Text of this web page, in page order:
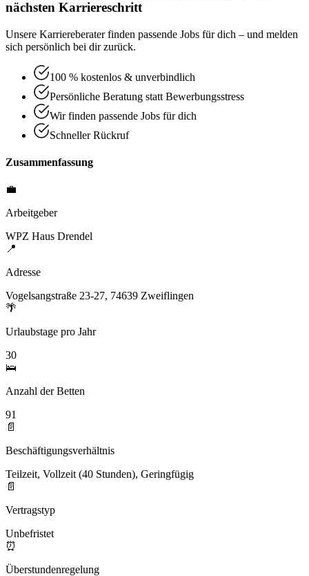
nächsten Karriereschritt
Unsere Karriereberater finden passende Jobs für dich – und melden
sich persönlich bei dir zurück.
100 % kostenlos & unverbindlich
Persönliche Beratung statt Bewerbungsstress
Wir finden passende Jobs für dich
Schneller Rückruf
Zusammenfassung
💼
Arbeitgeber
WPZ Haus Drendel
📍
Adresse
Vogelsangstraße 23-27, 74639 Zweiflingen
🌴
Urlaubstage pro Jahr
30
🛌
Anzahl der Betten
91
📄
Beschäftigungsverhältnis
Teilzeit, Vollzeit (40 Stunden), Geringfügig
📄
Vertragstyp
Unbefristet
⏰
Überstundenregelung